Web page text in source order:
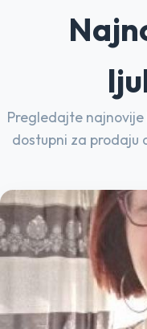
Pregledajte najnovije
dostupni za prodaju